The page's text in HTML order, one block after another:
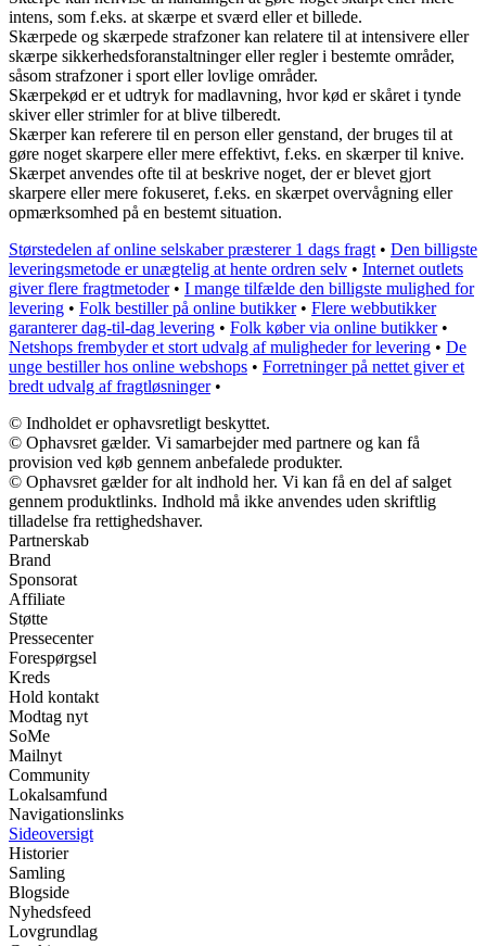
intens, som f.eks. at skærpe et sværd eller et billede.
Skærpede og skærpede strafzoner kan relatere til at intensivere eller
skærpe sikkerhedsforanstaltninger eller regler i bestemte områder,
såsom strafzoner i sport eller lovlige områder.
Skærpekød er et udtryk for madlavning, hvor kød er skåret i tynde
skiver eller strimler for at blive tilberedt.
Skærper kan referere til en person eller genstand, der bruges til at
gøre noget skarpere eller mere effektivt, f.eks. en skærper til knive.
Skærpet anvendes ofte til at beskrive noget, der er blevet gjort
skarpere eller mere fokuseret, f.eks. en skærpet overvågning eller
opmærksomhed på en bestemt situation.
Størstedelen af online selskaber præsterer 1 dags fragt • Den billigste
leveringsmetode er unægtelig at hente ordren selv • Internet outlets
giver flere fragtmetoder• I mange tilfælde den billigste mulighed for
levering • Folk bestiller på online butikker• Flere webbutikker
garanterer dag-til-dag levering • Folk køber via online butikker•
Netshops frembyder et stort udvalg af muligheder for levering • De
unge bestiller hos online webshops • Forretninger på nettet giver et
bredt udvalg af fragtløsninger•
© Indholdet er ophavsretligt beskyttet.
© Ophavsret gælder. Vi samarbejder med partnere og kan få
provision ved køb gennem anbefalede produkter.
© Ophavsret gælder for alt indhold her. Vi kan få en del af salget
gennem produktlinks. Indhold må ikke anvendes uden skriftlig
tilladelse fra rettighedshaver.
Partnerskab
Brand
Sponsorat
Affiliate
Støtte
Pressecenter
Forespørgsel
Kreds
Hold kontakt
Modtag nyt
SoMe
Mailnyt
Community
Lokalsamfund
Navigationslinks
Sideoversigt
Historier
Samling
Blogside
Nyhedsfeed
Lovgrundlag